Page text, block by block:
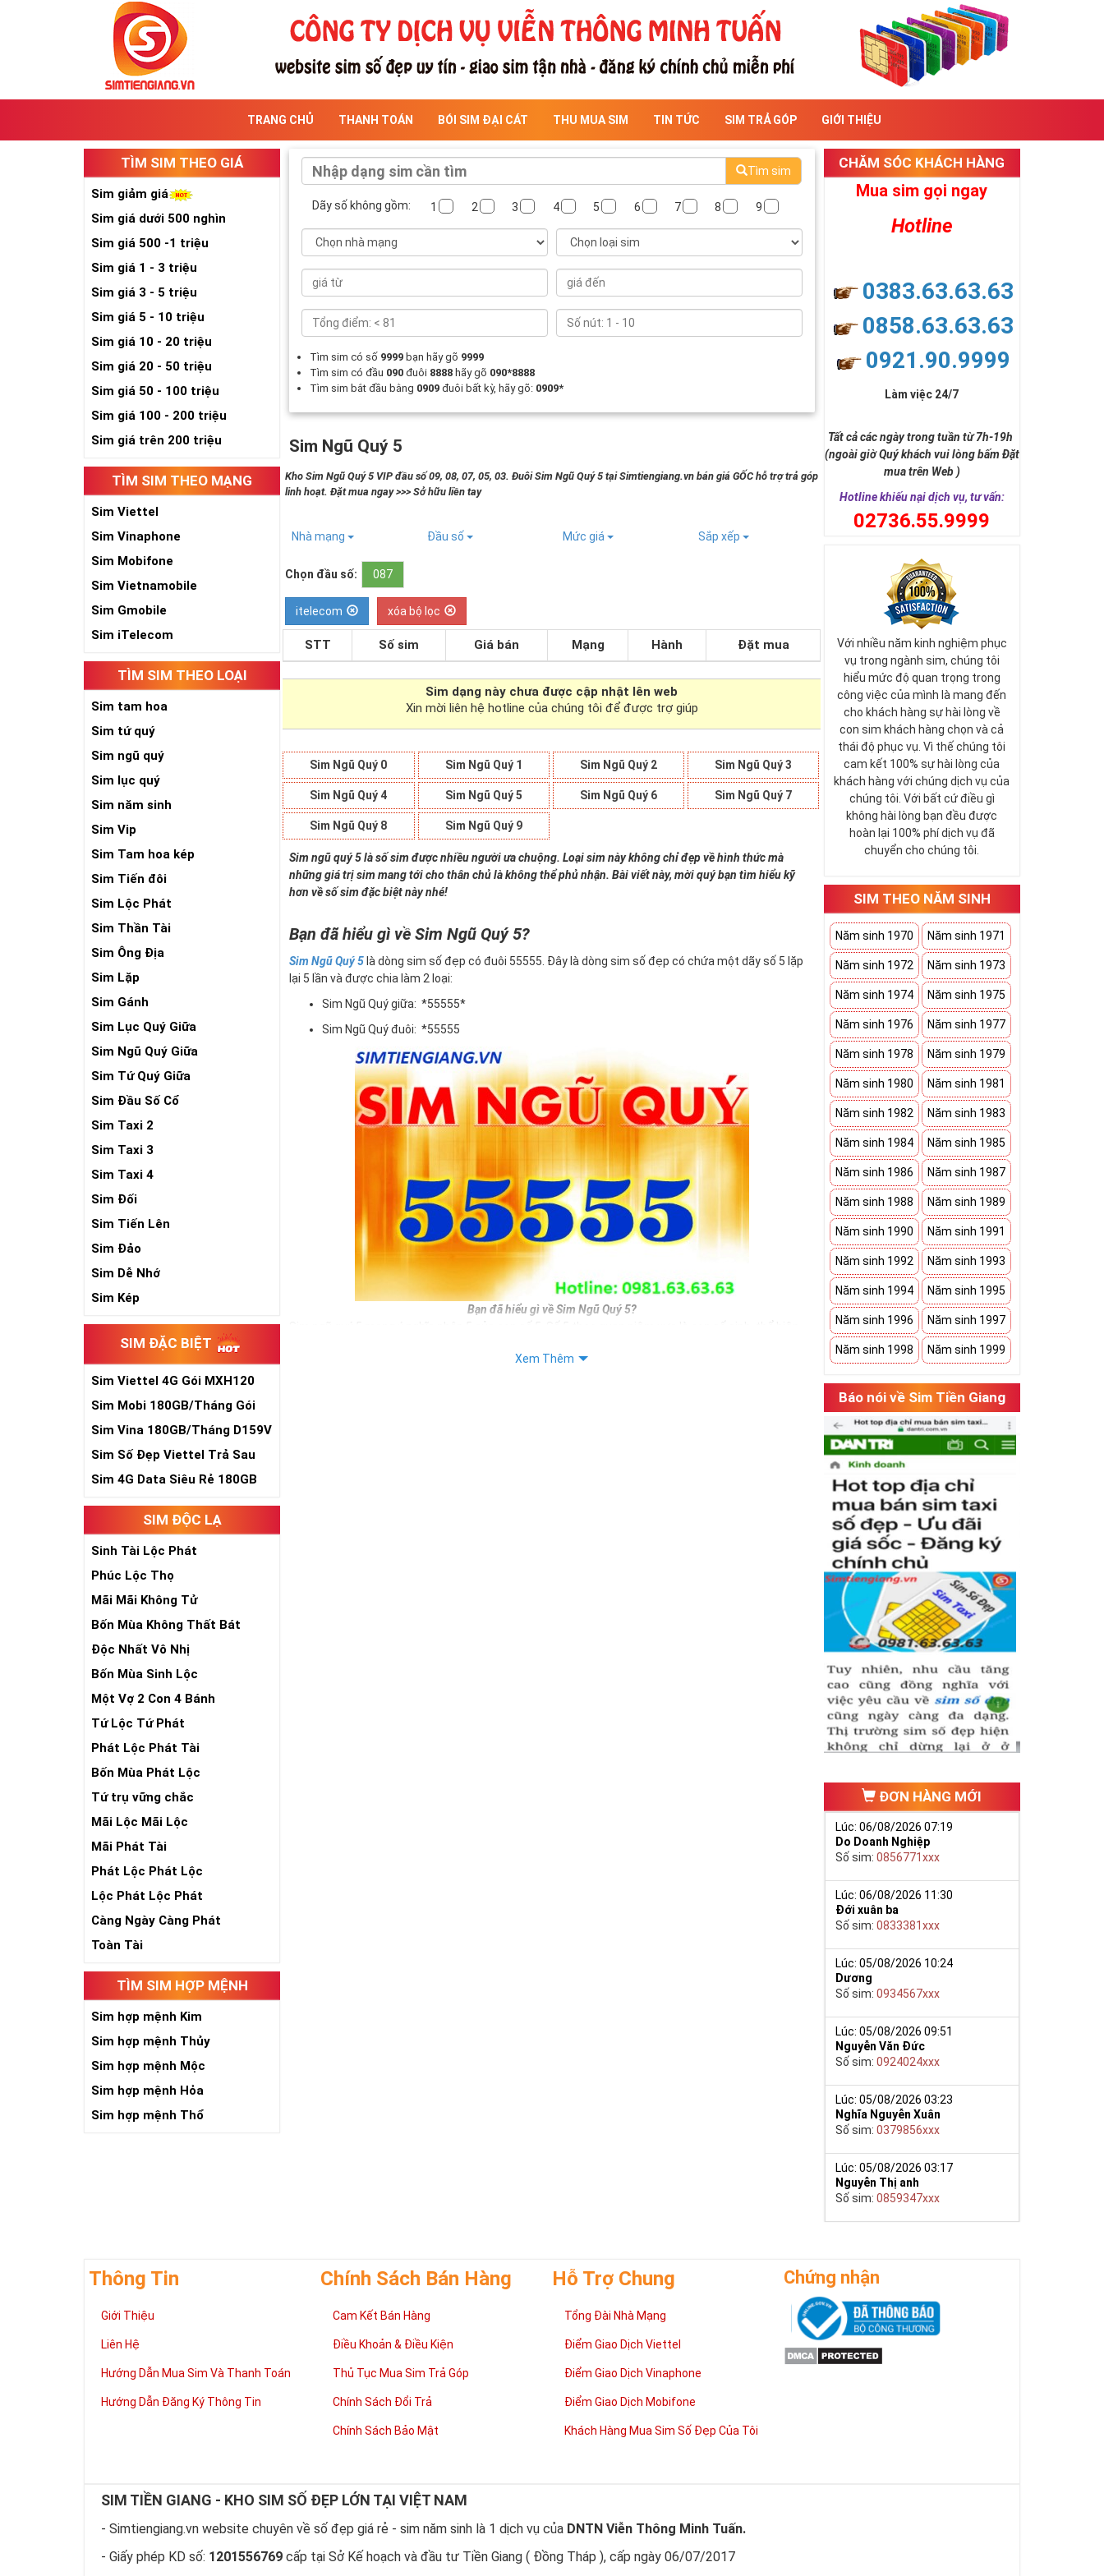
TRANG CHỦ THANH TOÁN BÓI SIM ĐẠI CÁT THU MUA SIM TIN TỨC SIM TRẢ GÓP GIỚI THIỆU
TÌM SIM THEO GIÁ
Sim giảm giá
Sim giá dưới 500 nghìn
Sim giá 500 -1 triệu
Sim giá 1 - 3 triệu
Sim giá 3 - 5 triệu
Sim giá 5 - 10 triệu
Sim giá 10 - 20 triệu
Sim giá 20 - 50 triệu
Sim giá 50 - 100 triệu
Sim giá 100 - 200 triệu
Sim giá trên 200 triệu
TÌM SIM THEO MẠNG
Sim Viettel
Sim Vinaphone
Sim Mobifone
Sim Vietnamobile
Sim Gmobile
Sim iTelecom
TÌM SIM THEO LOẠI
Sim tam hoa
Sim tứ quý
Sim ngũ quý
Sim lục quý
Sim năm sinh
Sim Vip
Sim Tam hoa kép
Sim Tiến đôi
Sim Lộc Phát
Sim Thần Tài
Sim Ông Địa
Sim Lặp
Sim Gánh
Sim Lục Quý Giữa
Sim Ngũ Quý Giữa
Sim Tứ Quý Giữa
Sim Đầu Số Cổ
Sim Taxi 2
Sim Taxi 3
Sim Taxi 4
Sim Đối
Sim Tiến Lên
Sim Đảo
Sim Dễ Nhớ
Sim Kép
SIM ĐẶC BIỆT
Sim Viettel 4G Gói MXH120
Siêu Rẻ
Sim Mobi 180GB/Tháng Gói
TK159
Sim Vina 180GB/Tháng D159V
Sim Số Đẹp Viettel Trả Sau
Sim 4G Data Siêu Rẻ 180GB
SIM ĐỘC LẠ
Sinh Tài Lộc Phát
Phúc Lộc Thọ
Mãi Mãi Không Tử
Bốn Mùa Không Thất Bát
Độc Nhất Vô Nhị
Bốn Mùa Sinh Lộc
Một Vợ 2 Con 4 Bánh
Tứ Lộc Tứ Phát
Phát Lộc Phát Tài
Bốn Mùa Phát Lộc
Tứ trụ vững chắc
Mãi Lộc Mãi Lộc
Mãi Phát Tài
Phát Lộc Phát Lộc
Lộc Phát Lộc Phát
Càng Ngày Càng Phát
Toàn Tài
TÌM SIM HỢP MỆNH
Sim hợp mệnh Kim
Sim hợp mệnh Thủy
Sim hợp mệnh Mộc
Sim hợp mệnh Hỏa
Sim hợp mệnh Thổ
Tìm sim
Dãy số không gồm: 1 2 3 4 5 6 7 8 9
Tìm sim có số 9999 bạn hãy gõ 9999
Tìm sim có đầu 090đuôi 8888 hãy gõ 090*8888
Tìm sim bắt đầu bằng 0909 đuôi bất kỳ, hãy gõ: 0909*
Sim Ngũ Quý 5
Kho Sim Ngũ Quý 5 VIP đầu số 09, 08, 07, 05, 03. Đuôi Sim Ngũ Quý 5 tại Simtiengiang.vn bán giá GỐC hỗ trợ trả góp
linh hoạt. Đặt mua ngay >>> Sở hữu liền tay
Nhà mạng Đầu số Mức giá Sắp xếp
Chọn đầu số: 087
itelecom xóa bộ lọc
STT Số sim Giá bán Mạng Hành Đặt mua
Sim dạng này chưa được cập nhật lên web
Xin mời liên hệ hotline của chúng tôi để được trợ giúp
Sim Ngũ Quý 0 Sim Ngũ Quý 1 Sim Ngũ Quý 2 Sim Ngũ Quý 3
Sim Ngũ Quý 4 Sim Ngũ Quý 5 Sim Ngũ Quý 6 Sim Ngũ Quý 7
Sim Ngũ Quý 8 Sim Ngũ Quý 9
Sim ngũ quý 5 là số sim được nhiều người ưa chuộng. Loại sim này không chỉ đẹp về hình thức mà
những giá trị sim mang tới cho thân chủ là không thể phủ nhận. Bài viết này, mời quý bạn tìm hiểu kỹ
hơn về số sim đặc biệt này nhé!
Bạn đã hiểu gì về Sim Ngũ Quý 5?
Sim Ngũ Quý 5 là dòng sim số đẹp có đuôi 55555. Đây là dòng sim số đẹp có chứa một dãy số 5 lặp
lại 5 lần và được chia làm 2 loại:
Sim Ngũ Quý giữa: *55555*
Sim Ngũ Quý đuôi: *55555
Bạn đã hiểu gì về Sim Ngũ Quý 5?
Tại sao nên sở hữu sim ngũ quý 5?
Sim ngũ quý 5được nhiều người quan tâm vì con số 5 được coi là số của Phúc, của Vàng, của
Xem Thêm
CHĂM SÓC KHÁCH HÀNG
Mua sim gọi ngay
Hotline
0383.63.63.63
0858.63.63.63
0921.90.9999
Làm việc 24/7
Tất cả các ngày trong tuần từ 7h-19h
(ngoài giờ Quý khách vui lòng bấm Đặt
mua trên Web )
Hotline khiếu nại dịch vụ, tư vấn:
02736.55.9999
Với nhiều năm kinh nghiệm phục
vụ trong ngành sim, chúng tôi
hiểu mức độ quan trọng trong
công việc của mình là mang đến
cho khách hàng sự hài lòng về
con sim khách hàng chọn và cả
thái độ phục vụ. Vì thế chúng tôi
cam kết 100% sự hài lòng của
khách hàng với chúng dịch vụ của
chúng tôi. Với bất cứ điều gì
không hài lòng bạn đều được
hoàn lại 100% phí dịch vụ đã
chuyển cho chúng tôi.
SIM THEO NĂM SINH
Năm sinh 1970 Năm sinh 1971
Năm sinh 1972 Năm sinh 1973
Năm sinh 1974 Năm sinh 1975
Năm sinh 1976 Năm sinh 1977
Năm sinh 1978 Năm sinh 1979
Năm sinh 1980 Năm sinh 1981
Năm sinh 1982 Năm sinh 1983
Năm sinh 1984 Năm sinh 1985
Năm sinh 1986 Năm sinh 1987
Năm sinh 1988 Năm sinh 1989
Năm sinh 1990 Năm sinh 1991
Năm sinh 1992 Năm sinh 1993
Năm sinh 1994 Năm sinh 1995
Năm sinh 1996 Năm sinh 1997
Năm sinh 1998 Năm sinh 1999
Báo nói về Sim Tiền Giang
ĐƠN HÀNG MỚI
Lúc: 06/08/2026 07:19
Do Doanh Nghiệp
Số sim:0856771xxx
Lúc: 06/08/2026 11:30
Đới xuân ba
Số sim:0833381xxx
Lúc: 05/08/2026 10:24
Dương
Số sim:0934567xxx
Lúc: 05/08/2026 09:51
Nguyễn Văn Đức
Số sim:0924024xxx
Lúc: 05/08/2026 03:23
Nghĩa Nguyễn Xuân
Số sim:0379856xxx
Lúc: 05/08/2026 03:17
Nguyễn Thị anh
Số sim:0859347xxx
Thông Tin
Giới Thiệu
Liên Hệ
Hướng Dẫn Mua Sim Và Thanh Toán
Hướng Dẫn Đăng Ký Thông Tin
Chính Sách Bán Hàng
Cam Kết Bán Hàng
Điều Khoản & Điều Kiện
Thủ Tục Mua Sim Trả Góp
Chính Sách Đổi Trả
Chính Sách Bảo Mật
Hỗ Trợ Chung
Tổng Đài Nhà Mạng
Điểm Giao Dịch Viettel
Điểm Giao Dịch Vinaphone
Điểm Giao Dịch Mobifone
Khách Hàng Mua Sim Số Đẹp Của Tôi
Chứng nhận
SIM TIỀN GIANG - KHO SIM SỐ ĐẸP LỚN TẠI VIỆT NAM
- Simtiengiang.vn website chuyên về số đẹp giá rẻ - sim năm sinh là 1 dịch vụ của DNTN Viễn Thông Minh Tuấn.
- Giấy phép KD số: 1201556769 cấp tại Sở Kế hoạch và đầu tư Tiền Giang ( Đồng Tháp ), cấp ngày 06/07/2017